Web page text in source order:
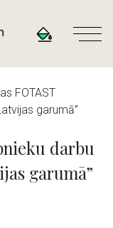
FOTAST
garumā”
darbu
garumā”